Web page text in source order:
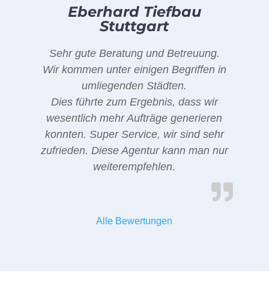
Eberhard Tiefbau
Stuttgart
Sehr gute Beratung und Betreuung.
Wir kommen unter einigen Begriffen in
umliegenden Städten.
Dies führte zum Ergebnis, dass wir
wesentlich mehr Aufträge generieren
konnten. Super Service, wir sind sehr
zufrieden. Diese Agentur kann man nur
weiterempfehlen.
Alle Bewertungen